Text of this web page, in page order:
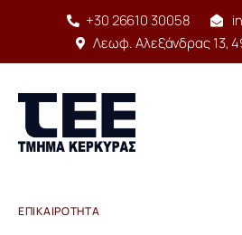
+30 26610 30058
Λεωφ. Αλεξάνδρας 13,
Αρχική
ΕΠΙΚΑΙΡΌΤΗΤΑ